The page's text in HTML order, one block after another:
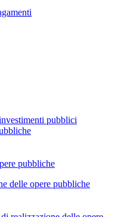
pubblici
pubbliche
delle opere pubbliche